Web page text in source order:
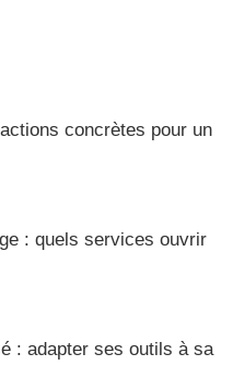
concrètes pour un
: quels services ouvrir
: adapter ses outils à sa